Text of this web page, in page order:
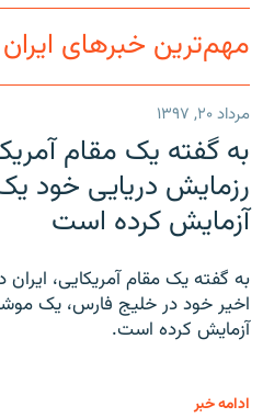
مهم‌ترین خبرهای
مرداد ۲۰, ۱۳۹۷
به گفته یک مقام
رزمایش دریایی خود
آزمایش کرده است
به گفته یک مقام آمریکایی،
اخیر خود در خلیج فارس، یک
آزمایش کرده است.
ادامه خبر